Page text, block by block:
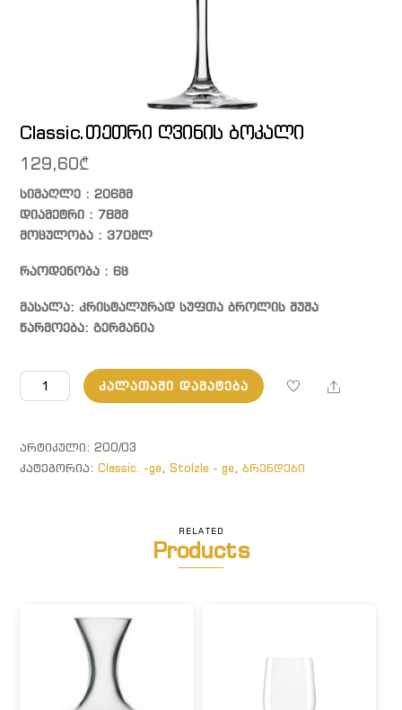
Classic.თეთრი ღვინის ბოკალი
129,60₾
სიმაღლე : 206მმ
დიამეტრი : 78მმ
მოცულობა : 370მლ
რაოდენობა : 6ც
მასალა: კრისტალურად სუფთა ბროლის შუშა
წარმოება: გერმანია
რაოდენობა:
Classic.თეთრი
ბოკალი
ᲙᲐᲚᲐᲗᲐᲨᲘ ᲓᲐᲛᲐᲢᲔᲑᲐ Share
ᲐᲠᲢᲘᲙᲣᲚᲘ:200/03
ᲙᲐᲢᲔᲒᲝᲠᲘᲐ:Classic. -ge,Stolzle - ge,ბრენდები
RELATED
Products